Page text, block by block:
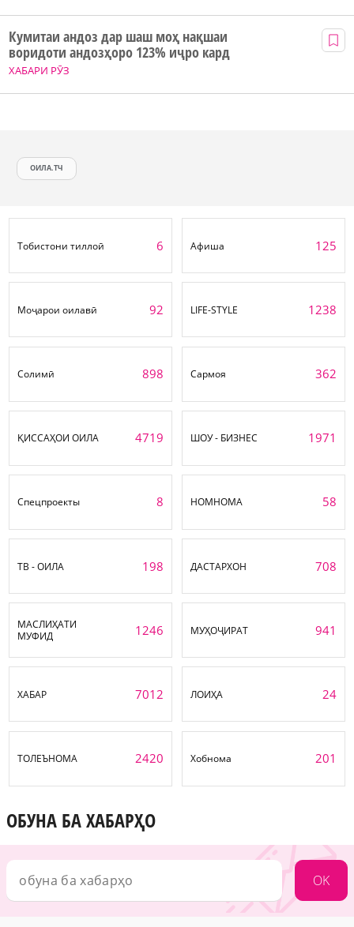
ХАБАРИ РӮЗ
Кумитаи андоз дар шаш моҳ нақшаи
воридоти андозҳоро 123% иҷро кард
ОИЛА.ТЧ
Тобистони тиллоӣ 6 Афиша 125
Моҷарои оилавӣ 92 LIFE-STYLE 1238
Солимӣ 898 Сармоя 362
ҚИССАҲОИ ОИЛА 4719 ШОУ - БИЗНЕС 1971
Спецпроекты 8 НОМНОМА 58
ТВ - ОИЛА 198 ДАСТАРХОН 708
МАСЛИҲАТИ
МУФИД
1246 МУҲОҶИРАТ 941
ХАБАР 7012 ЛОИҲА 24
ТОЛЕЪНОМА 2420 Хобнома 201
ОБУНА БА ХАБАРҲО
OK